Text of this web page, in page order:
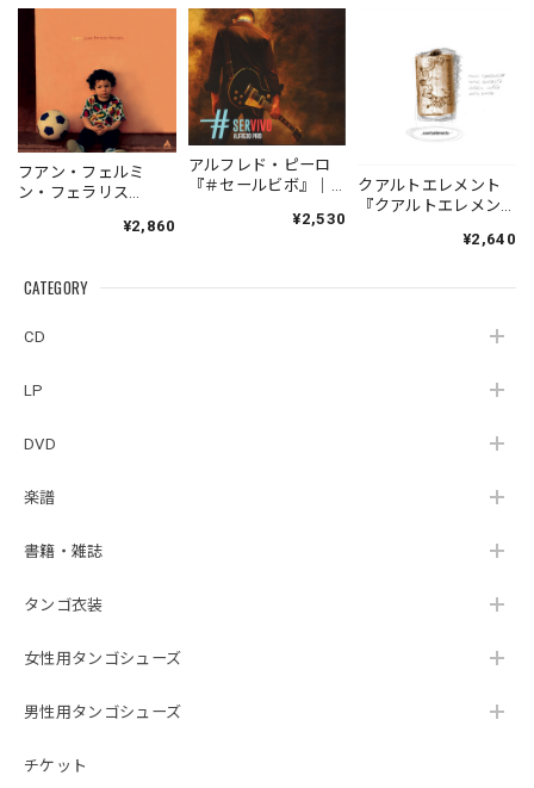
CATEGORY
CD
LP
DVD
楽譜
書籍・雑誌
タンゴ衣装
女性用タンゴシューズ
男性用タンゴシューズ
チケット
フアン・フェルミ
ン・フェラリス
¥2,860
アルフレド・ピーロ
『＃セールビボ』｜
PIRO『#SERVIVO』
¥2,530
クアルトエレメント
『クアルトエレメン
Cuartoelemento『Cu
（007RECORDS-27）
¥2,640